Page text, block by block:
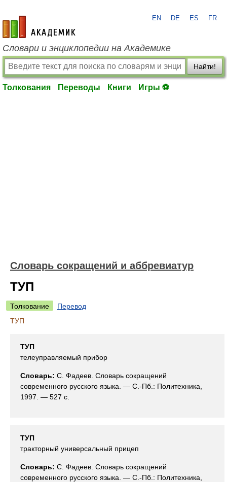
academic.ru
EN DE ES FR
Словари и энциклопедии на Академике
Найти!
Толкования Переводы Книги Игры ⚽
Словарь сокращений и аббревиатур
ТУП
Толкование
Перевод
ТУП
ТУП
телеуправляемый прибор
Словарь: С. Фадеев. Словарь сокращений
современного русского языка. — С.-Пб.: Политехника,
1997. — 527 с.
ТУП
тракторный универсальный прицеп
Словарь: С. Фадеев. Словарь сокращений
современного русского языка. — С.-Пб.: Политехника,